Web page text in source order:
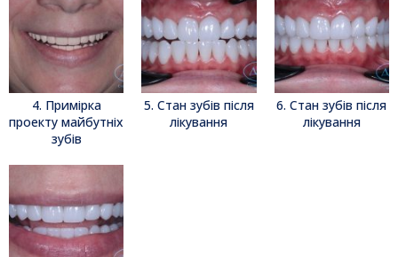
4. Примірка
проекту майбутніх
зубів
5. Стан зубів після
лікування
6. Стан зубів після
лікування